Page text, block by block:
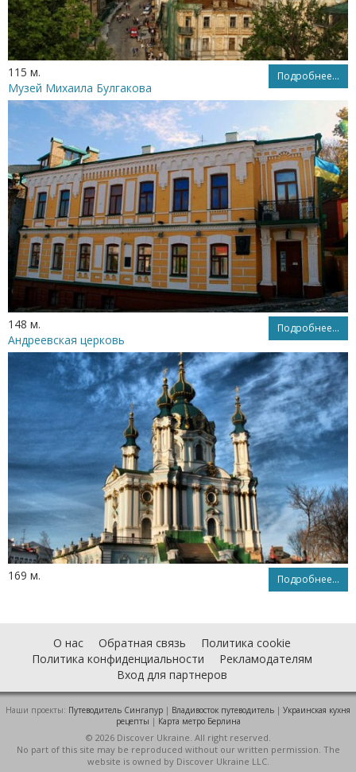
115 м. Подробнее...
Музей Михаила Булгакова
148 м. Подробнее...
Андреевская церковь
169 м. Подробнее...
О нас Обратная связь
Политика cookie
Политика конфиденциальности
Рекламодателям
Вход для партнеров
Наши проекты: Путеводитель Сингапур | Владивосток путеводитель | Украинская кухня
рецепты | Карта метро Берлина
© 2026 Discover Ukraine. All right reserved.
No part of this site may be reproduced without our written permission. The
website is owned by Discover Ukraine LLC.